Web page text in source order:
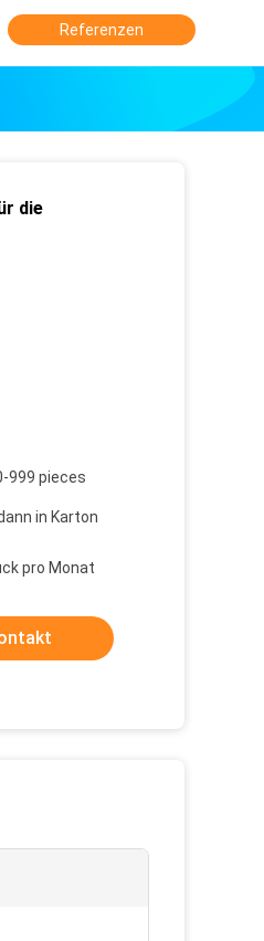
Referenzen
die
999 pieces
in Karton
pro Monat